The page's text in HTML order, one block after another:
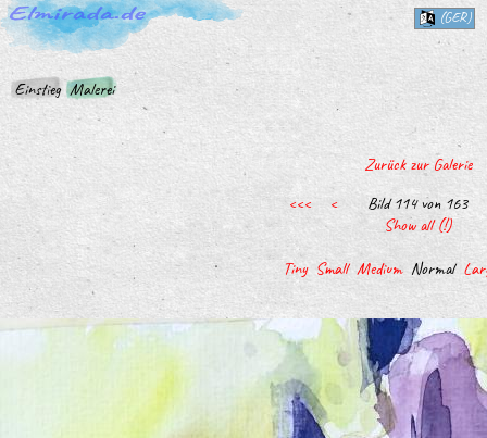
Einstieg Malerei
(GER)
Zurück zur Galerie
<<<
<
Bild 114 von 163
Show all (!)
Tiny Small MediumNormal